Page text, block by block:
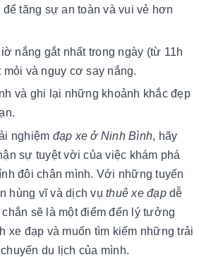
tăng sự an toàn và vui vẻ hơn
nắng gắt nhất trong ngày (từ 11h
và nguy cơ say nắng.
và ghi lại những khoảnh khắc đẹp
nghiệm đạp xe ở Ninh Bình, hãy
sự tuyệt vời của việc khám phá
đôi chân mình. Với những tuyến
hùng vĩ và dịch vụ thuê xe đạpdễ
sẽ là một điểm đến lý tưởng
xe đạp và muốn tìm kiếm những trải
du lịch của mình.